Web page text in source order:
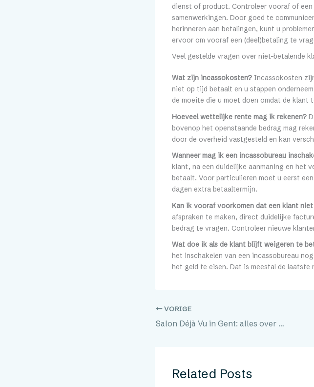
dienst of product. Controleer vooraf of
samenwerkingen. Door goed te
herinneren aan betalingen, kunt u
ervoor om vooraf een (deel)betaling te
Veel gestelde vragen over niet-betalende
Wat zijn incassokosten? Incassokosten
niet op tijd betaalt en u stappen
de moeite die u moet doen omdat de klant
Hoeveel wettelijke rente mag ik rekenen?
bovenop het openstaande bedrag mag
door de overheid vastgesteld en kan
Wanneer mag ik een incassobureau
klant, na een duidelijke aanmaning en het
betaalt. Voor particulieren moet u eerst
dagen extra betaaltermijn.
Kan ik vooraf voorkomen dat een klant
afspraken te maken, direct duidelijke
bedrag te vragen. Controleer nieuwe
Wat doe ik als de klant blijft weigeren te
het inschakelen van een incassobureau
het geld te eisen. Dat is meestal de laatste
VORIGE
Salon Déjà Vu in Gent: alles over deze allround- en krullenkapper
Related Posts